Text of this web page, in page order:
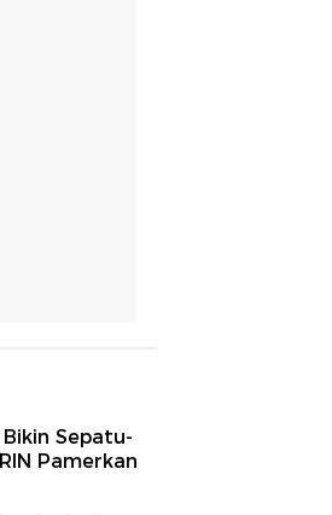
Sepatu-
Pamerkan